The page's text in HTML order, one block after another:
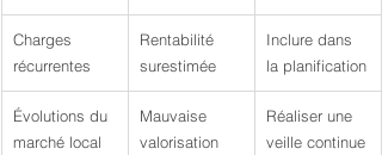
Charges
récurrentes
Rentabilité
surestimée
Inclure dans
la planification
Évolutions du
marché local
Mauvaise
valorisation
Réaliser une
veille continue